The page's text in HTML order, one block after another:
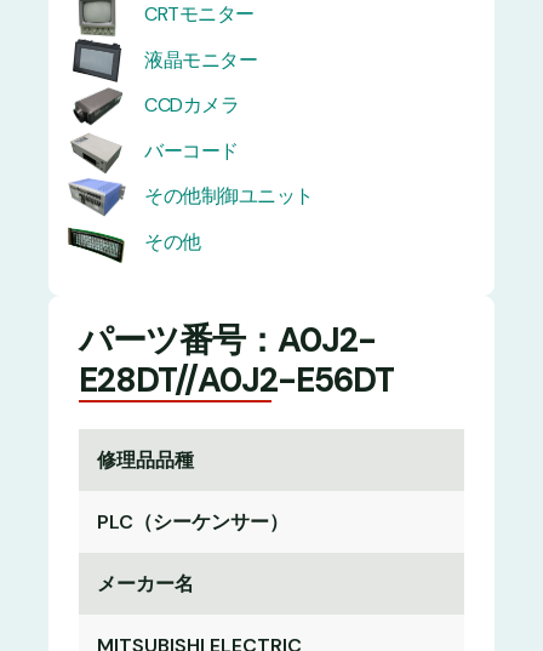
CRTモニター
液晶モニター
CCDカメラ
バーコード
その他制御ユニット
その他
パーツ番号：A0J2-
E28DT//A0J2-E56DT
修理品品種
PLC（シーケンサー）
メーカー名
MITSUBISHI ELECTRIC